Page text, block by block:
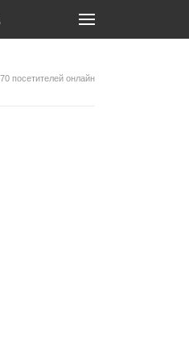
посетителей онлайн